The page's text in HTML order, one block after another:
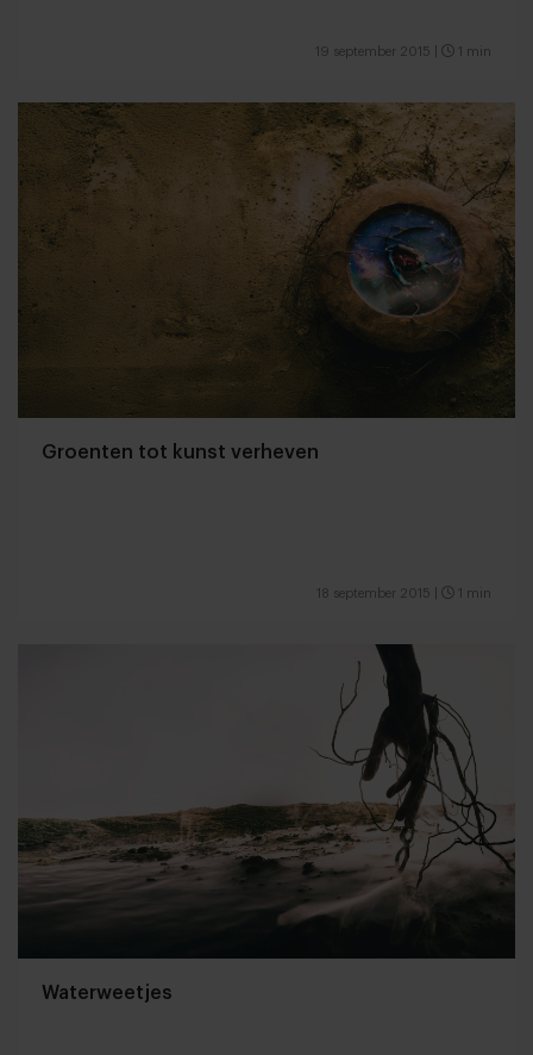
19 september 2015 1 min
Groenten tot kunst verheven
18 september 2015 1 min
Waterweetjes